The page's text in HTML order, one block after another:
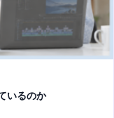
いるのか